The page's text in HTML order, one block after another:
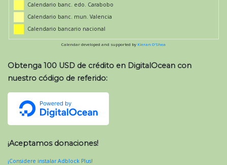
Calendario banc. edo. Carabobo
Calendario banc. mun. Valencia
Calendario bancario nacional
Calendar developed and supported by Kieran O'Shea
Obtenga 100 USD de crédito en DigitalOcean con
nuestro código de referido:
¡Aceptamos donaciones!
¡Considere instalar Adblock Plus!